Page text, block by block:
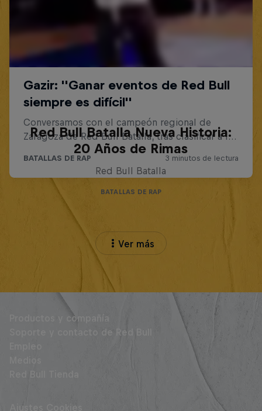
Red Bull Batalla Nueva Historia:
20 Años de Rimas
Red Bull Batalla
BATALLAS DE RAP
Ver más